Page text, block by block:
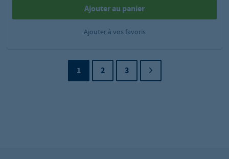
Ajouter au panier
Ajouter à vos favoris
1 2 3